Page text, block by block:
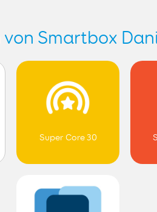
von Smartbox
Super Core 30